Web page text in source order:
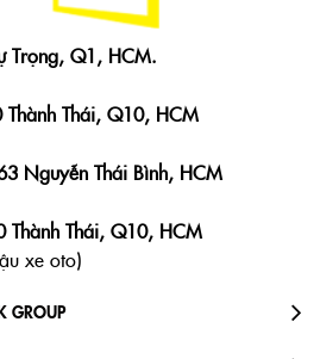
Trọng, Q1, HCM.
Thái, Q10, HCM
Nguyễn Thái Bình, HCM
Thái, Q10, HCM
xe oto)
GROUP